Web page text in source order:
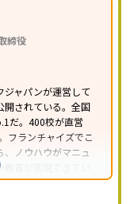
ら受講可能
ンケート調査方法を参
締役
ジャパンが運営して
開されている。全国
だ。400校が直営
フランチャイズでこ
ノウハウがマニュ
育が実現できてい